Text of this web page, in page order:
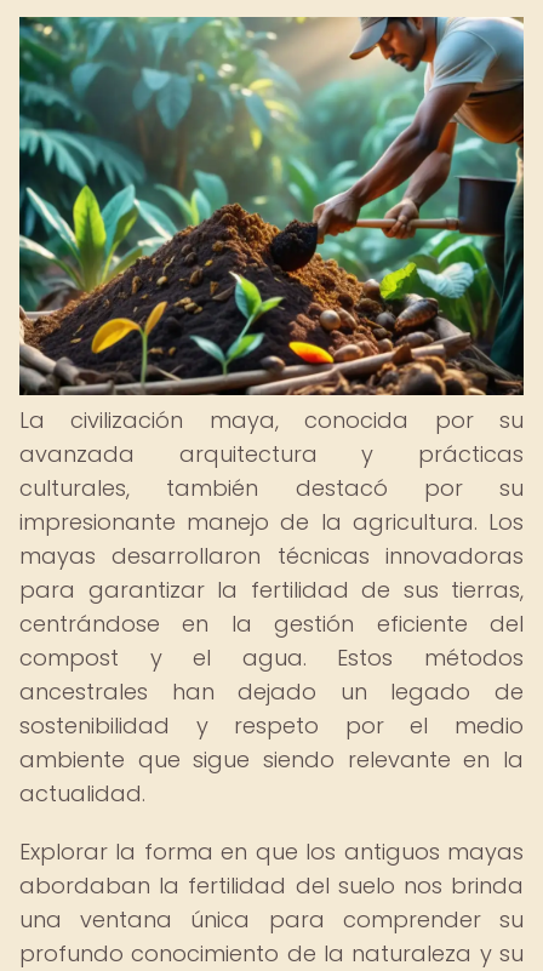
La civilización maya, conocida por su
avanzada arquitectura y prácticas
culturales, también destacó por su
impresionante manejo de la agricultura. Los
mayas desarrollaron técnicas innovadoras
para garantizar la fertilidad de sus tierras,
centrándose en la gestión eficiente del
compost y el agua. Estos métodos
ancestrales han dejado un legado de
sostenibilidad y respeto por el medio
ambiente que sigue siendo relevante en la
actualidad.
Explorar la forma en que los antiguos mayas
abordaban la fertilidad del suelo nos brinda
una ventana única para comprender su
profundo conocimiento de la naturaleza y su